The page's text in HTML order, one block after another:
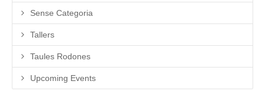
Sense Categoria
Tallers
Taules Rodones
Upcoming Events